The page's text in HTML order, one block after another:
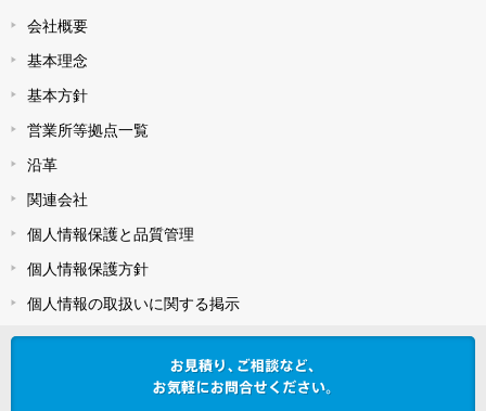
会社概要
基本理念
基本方針
営業所等拠点一覧
沿革
関連会社
個人情報保護と品質管理
個人情報保護方針
個人情報の取扱いに関する掲示